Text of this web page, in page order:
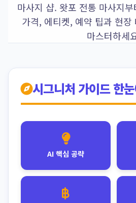
마사지 샵. 왓포 전통 마사지
가격, 에티켓, 예약 팁과 현장
마스터하세
시그니처 가이드 한
AI 핵심 공략